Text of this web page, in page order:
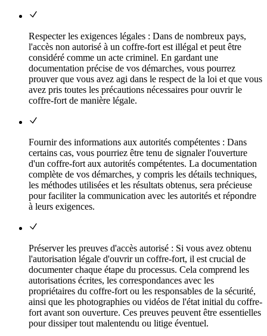
Respecter les exigences légales : Dans de nombreux pays,
l'accès non autorisé à un coffre-fort est illégal et peut être
considéré comme un acte criminel. En gardant une
documentation précise de vos démarches, vous pourrez
prouver que vous avez agi dans le respect de la loi et que vous
avez pris toutes les précautions nécessaires pour ouvrir le
coffre-fort de manière légale.
Fournir des informations aux autorités compétentes : Dans
certains cas, vous pourriez être tenu de signaler l'ouverture
d'un coffre-fort aux autorités compétentes. La documentation
complète de vos démarches, y compris les détails techniques,
les méthodes utilisées et les résultats obtenus, sera précieuse
pour faciliter la communication avec les autorités et répondre
à leurs exigences.
Préserver les preuves d'accès autorisé : Si vous avez obtenu
l'autorisation légale d'ouvrir un coffre-fort, il est crucial de
documenter chaque étape du processus. Cela comprend les
autorisations écrites, les correspondances avec les
propriétaires du coffre-fort ou les responsables de la sécurité,
ainsi que les photographies ou vidéos de l'état initial du coffre-
fort avant son ouverture. Ces preuves peuvent être essentielles
pour dissiper tout malentendu ou litige éventuel.